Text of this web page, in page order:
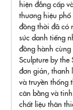
hiện đẳng cấp
thương hiệu
đồng thời đã có
sức danh tiếng
đồng hành
Sculpture by
đơn giản, thanh
và truyền thống
cân bằng và
chất liệu thân